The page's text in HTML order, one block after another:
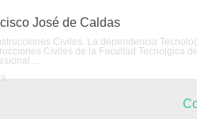
José de Caldas
Civiles. La dependencia
Civiles de la Facultad Tecnolgica
...